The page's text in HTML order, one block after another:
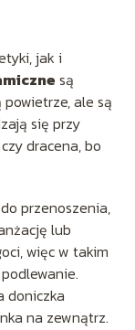
jak i
są
ale są
się przy
dracena, bo
przenoszenia,
lub
więc w takim
doniczka
na zewnątrz.